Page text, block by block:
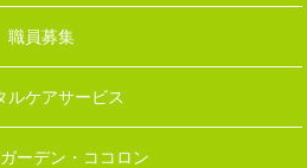
職員募集
ルケアサービス
ーデン・ココロン